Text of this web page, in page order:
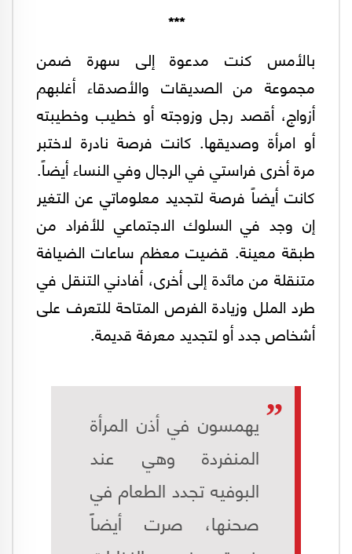
***
بالأمس كنت مدعوة إلى سهرة ضمن
مجموعة من الصديقات والأصدقاء أغلبهم
أزواج، أقصد رجل وزوجته أو خطيب وخطيبته
أو امرأة وصديقها. كانت فرصة نادرة لاختبر
مرة أخرى فراستي في الرجال وفي النساء أيضاً.
كانت أيضاً فرصة لتجديد معلوماتي عن التغير
إن وجد في السلوك الاجتماعي للأفراد من
طبقة معينة. قضيت معظم ساعات الضيافة
متنقلة من مائدة إلى أخرى، أفادني التنقل في
طرد الملل وزيادة الفرص المتاحة للتعرف على
أشخاص جدد أو لتجديد معرفة قديمة.
يهمسون في أذن المرأة
المنفردة وهي عند
البوفيه تجدد الطعام في
صحنها، صرت أيضاً